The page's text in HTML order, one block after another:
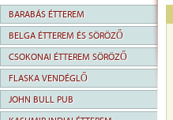
BARABÁS ÉTTEREM
BELGA ÉTTEREM ÉS SÖRÖZŐ
CSOKONAI ÉTTEREM SÖRÖZŐ
FLASKA VENDÉGLŐ
JOHN BULL PUB